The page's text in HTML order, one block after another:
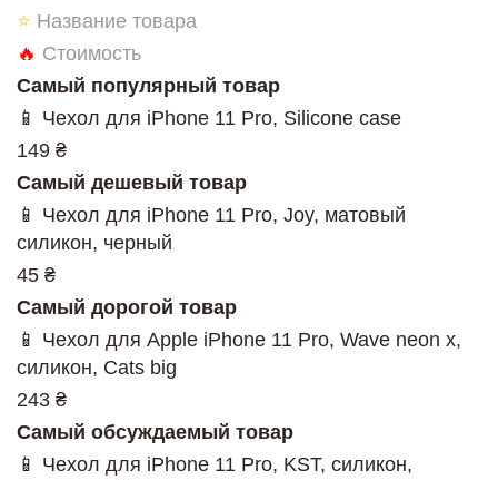
⭐ Название товара
🔥 Стоимость
Самый популярный товар
📱 Чехол для iPhone 11 Pro, Silicone case
149 ₴
Самый дешевый товар
📱 Чехол для iPhone 11 Pro, Joy, матовый
силикон, черный
45 ₴
Самый дорогой товар
📱 Чехол для Apple iPhone 11 Pro, Wave neon x,
силикон, Cats big
243 ₴
Самый обсуждаемый товар
📱 Чехол для iPhone 11 Pro, KST, силикон,